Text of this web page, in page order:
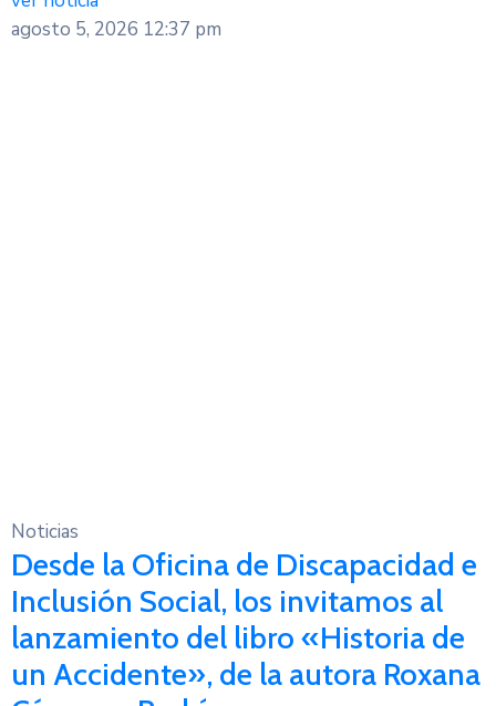
agosto 5, 2026 12:37 pm
Noticias
Desde la Oficina de Discapacidad e
Inclusión Social, los invitamos al
lanzamiento del libro «Historia de
un Accidente», de la autora Roxana